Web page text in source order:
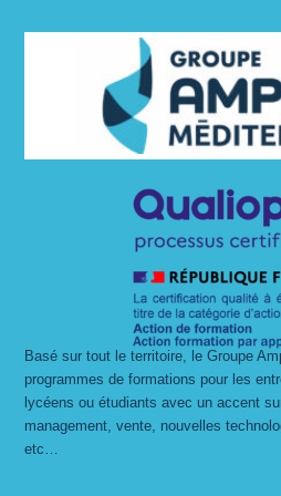
Basé sur tout le territoire, le Groupe
programmes de formations pour les
lycéens ou étudiants avec un accent
management, vente, nouvelles
etc…